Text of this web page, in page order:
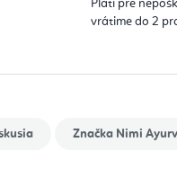
Platí pre
vrátime do 2
Značka Nimi